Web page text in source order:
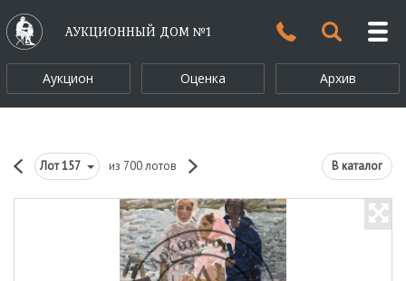
АУКЦИОННЫЙ ДОМ №1
Аукцион Оценка Архив
Лот157 из 700 лотов В каталог